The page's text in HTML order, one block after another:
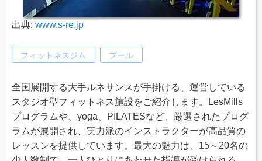
出典: www.s-re.jp
フィットネスジム プール
全国展開する大手ルネサンスが手掛ける、運営している
スタジオ型フィットネス施設をご紹介します。LesMills
プログラムや、yoga、PILATESなど、厳選されたプログ
ラムが展開され、実力派のインストラクターが高品質の
レッスンを提供しています。最大の魅力は、15～20名の